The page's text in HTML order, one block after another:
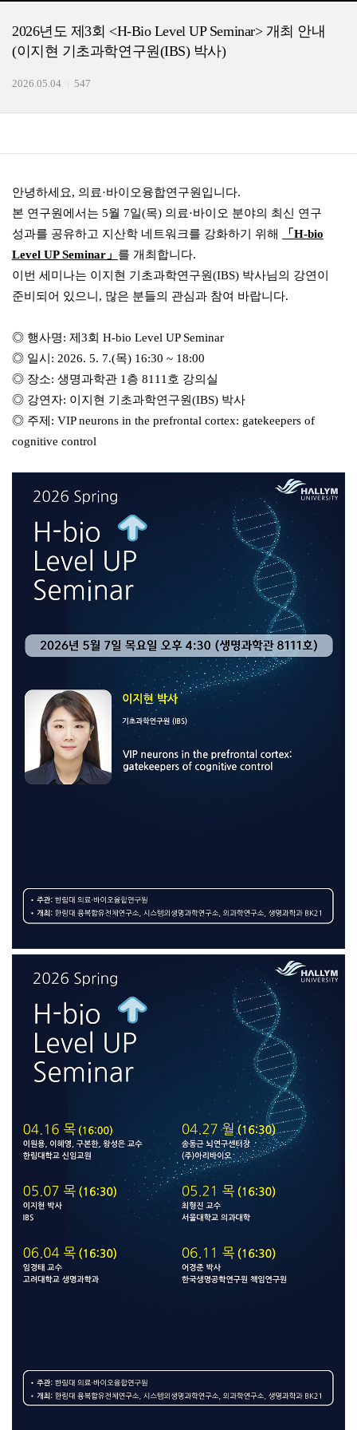
2026년도 제3회 <H-Bio Level UP Seminar> 개최 안내
(이지현 기초과학연구원(IBS) 박사)
2026.05.04 547
안녕하세요, 의료·바이오융합연구원입니다.
본 연구원에서는 5월 7일(목) 의료·바이오 분야의 최신 연구
성과를 공유하고 지산학 네트워크를 강화하기 위해
「H-bio
Level UP Seminar」 를 개최합니다.
이번 세미나는 이지현 기초과학연구원(IBS) 박사님의 강연이
준비되어 있으니, 많은 분들의 관심과 참여 바랍니다.
◎ 행사명: 제3회 H-bio Level UP Seminar
◎ 일시: 2026. 5. 7.(목) 16:30 ~ 18:00
◎ 장소: 생명과학관 1층 8111호 강의실
◎ 강연자: 이지현 기초과학연구원(IBS) 박사
◎ 주제: VIP neurons in the prefrontal cortex: gatekeepers of
cognitive control